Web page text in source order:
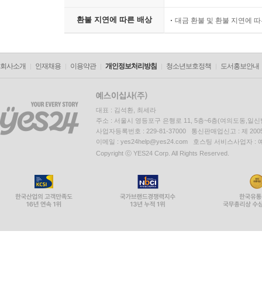
환불 지연에 따른 배상 대금 환불 및 환불 지연에
회사소개 인재채용 이용약관 개인정보처리방침 청소년보호정책 도서홍보안내
대표 : 김석환, 최세라
주소 : 서울시 영등포구 은행로 11, 5층~6층(여의도동,일신
사업자등록번호 : 229-81-37000 통신판매업신고 : 제
이메일 : yes24help@yes24.com 호스팅 서비스사업자 :
Copyright ⓒ YES24 Corp. All Rights Reserved.